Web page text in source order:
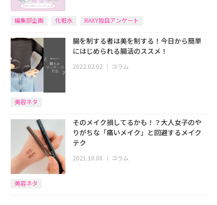
編集部企画 化粧水 RAXY独自アンケート
腸を制する者は美を制する！今日から簡単
にはじめられる腸活のススメ！
2022.02.02 ｜ コラム
美容ネタ
そのメイク損してるかも！？大人女子のや
りがちな「痛いメイク」と回避するメイク
テク
2021.10.08 ｜ コラム
美容ネタ